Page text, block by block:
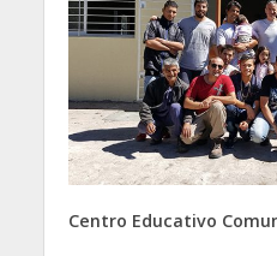
Centro Educativo